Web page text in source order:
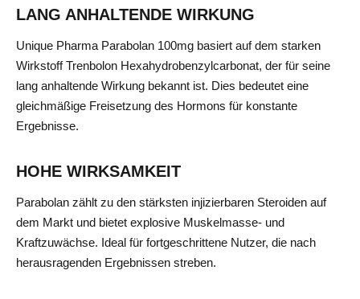
LANG ANHALTENDE WIRKUNG
Unique Pharma Parabolan 100mg basiert auf dem starken
Wirkstoff Trenbolon Hexahydrobenzylcarbonat, der für seine
lang anhaltende Wirkung bekannt ist. Dies bedeutet eine
gleichmäßige Freisetzung des Hormons für konstante
Ergebnisse.
HOHE WIRKSAMKEIT
Parabolan zählt zu den stärksten injizierbaren Steroiden auf
dem Markt und bietet explosive Muskelmasse- und
Kraftzuwächse. Ideal für fortgeschrittene Nutzer, die nach
herausragenden Ergebnissen streben.